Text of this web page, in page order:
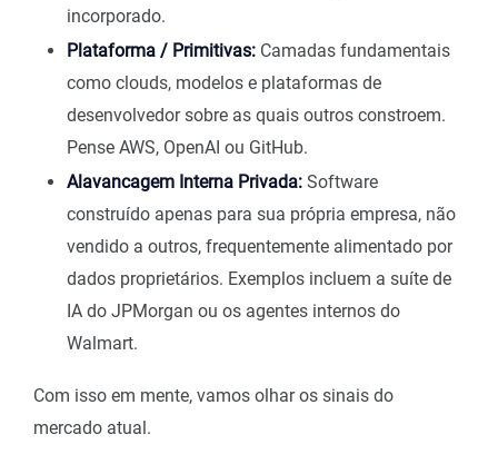
incorporado.
Plataforma / Primitivas: Camadas fundamentais
como clouds, modelos e plataformas de
desenvolvedor sobre as quais outros constroem.
Pense AWS, OpenAI ou GitHub.
Alavancagem Interna Privada: Software
construído apenas para sua própria empresa, não
vendido a outros, frequentemente alimentado por
dados proprietários. Exemplos incluem a suíte de
IA do JPMorgan ou os agentes internos do
Walmart.
Com isso em mente, vamos olhar os sinais do
mercado atual.